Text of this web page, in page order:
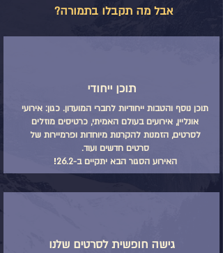
אבל מה תקבלו בתמורה?
תוכן ייחודי
תוכן נוסף והטבות ייחודיות לחברי המועדון. כגון: אירועי
אונליין, אירועים בעולם האמיתי, כרטיסים מוזלים
לסרטים, הזמנות להקרנות מיוחדות ופרמיירות של
סרטים חדשים ועוד.
האירוע הסגור הבא יתקיים ב-26.2
!​
גישה חופשית לסרטים שלנו